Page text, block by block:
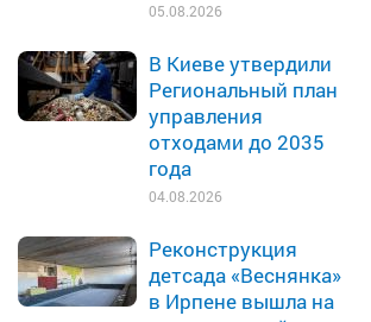
05.08.2026
В Киеве утвердили
Региональный план
управления
отходами до 2035
года
04.08.2026
Реконструкция
детсада «Веснянка»
в Ирпене вышла на